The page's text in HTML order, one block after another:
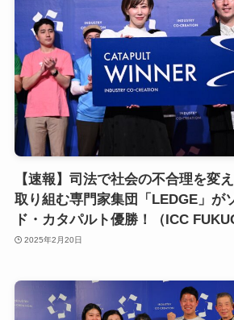
【速報】司法で社会の不合理を変
取り組む専門家集団「LEDGE」が
ド・カタパルト優勝！（ICC
2025年2月20日